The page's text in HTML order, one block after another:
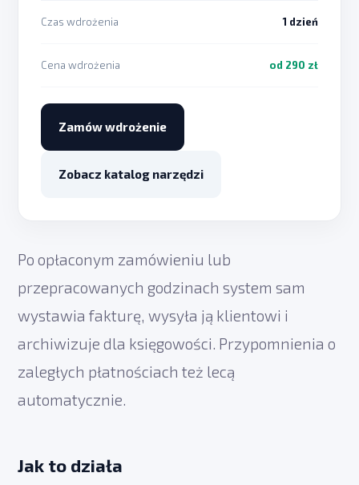
Czas wdrożenia 1 dzień
Cena wdrożenia od 290 zł
Zamów wdrożenie
Zobacz katalog narzędzi
Po opłaconym zamówieniu lub
przepracowanych godzinach system sam
wystawia fakturę, wysyła ją klientowi i
archiwizuje dla księgowości. Przypomnienia o
zaległych płatnościach też lecą
automatycznie.
Jak to działa